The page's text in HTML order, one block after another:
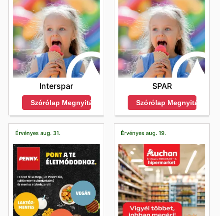
a legfrissebb online ajánlatokat, és maradjanak
naprakészek az újdonságokkal és a korlátozott ideig
tartó kedvezményekkel kapcsolatban.
Maradjanak naprakészek a Coop heti akciós újságaival,
és élvezzenek exkluzív ajánlatokat a legjobb márkáktól.
Interspar
Szórólap Megnyitása
SPAR
Szórólap Megnyitása
Érvényes aug. 31. Érvényes aug. 19.